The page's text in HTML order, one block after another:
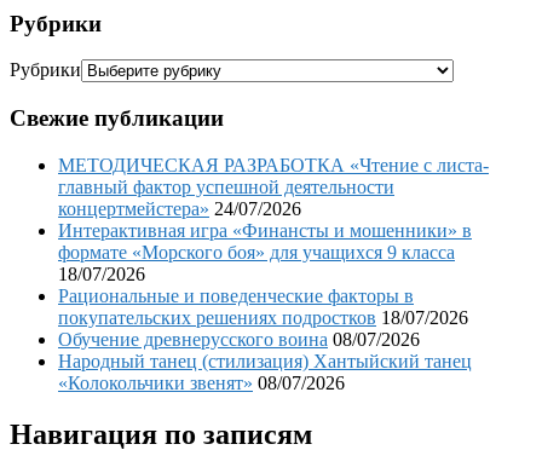
Рубрики
Рубрики
Свежие публикации
МЕТОДИЧЕСКАЯ РАЗРАБОТКА «Чтение с листа-
главный фактор успешной деятельности
концертмейстера» 24/07/2026
Интерактивная игра «Финансты и мошенники» в
формате «Морского боя» для учащихся 9 класса
18/07/2026
Рациональные и поведенческие факторы в
покупательских решениях подростков 18/07/2026
Обучение древнерусского воина 08/07/2026
Народный танец (стилизация) Хантыйский танец
«Колокольчики звенят» 08/07/2026
Навигация по записям